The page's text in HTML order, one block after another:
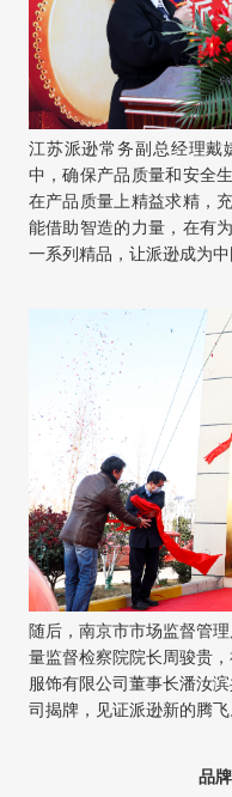
江苏派逊常务副总经理戴
中，确保产品质量和安全
在产品质量上精益求精，
能借助智造的力量，在有
一系列精品，让派逊成为
随后， 南京市市场监督管
量监督检察院院长周骏贵，
服饰有限公司董事长潘汝滨
司 揭牌，见证派逊新的腾飞
品